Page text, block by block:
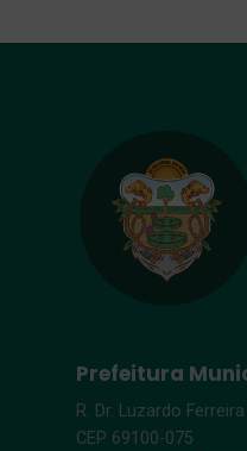
Prefeitura
R. Dr. Luzardo
CEP 69100-075